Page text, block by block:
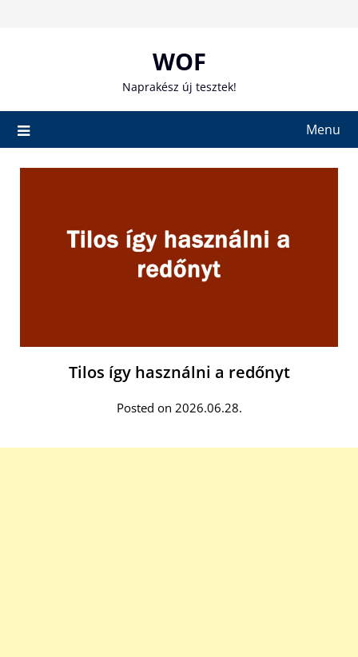
WOF
Naprakész új tesztek!
Menu
Tilos így használni a redőnyt
Posted on 2026.06.28.